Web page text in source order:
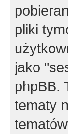
pliki
jako
phpBB.
tematy